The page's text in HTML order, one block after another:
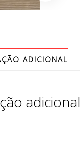
ADICIONAL
adicional